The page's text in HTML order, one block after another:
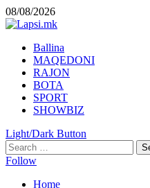
Skip
to
08/08/2026
Primary
Menu
Ballina
MAQEDONI
RAJON
BOTA
SPORT
SHOWBIZ
Light/Dark Button
Search
for:
Follow
Home